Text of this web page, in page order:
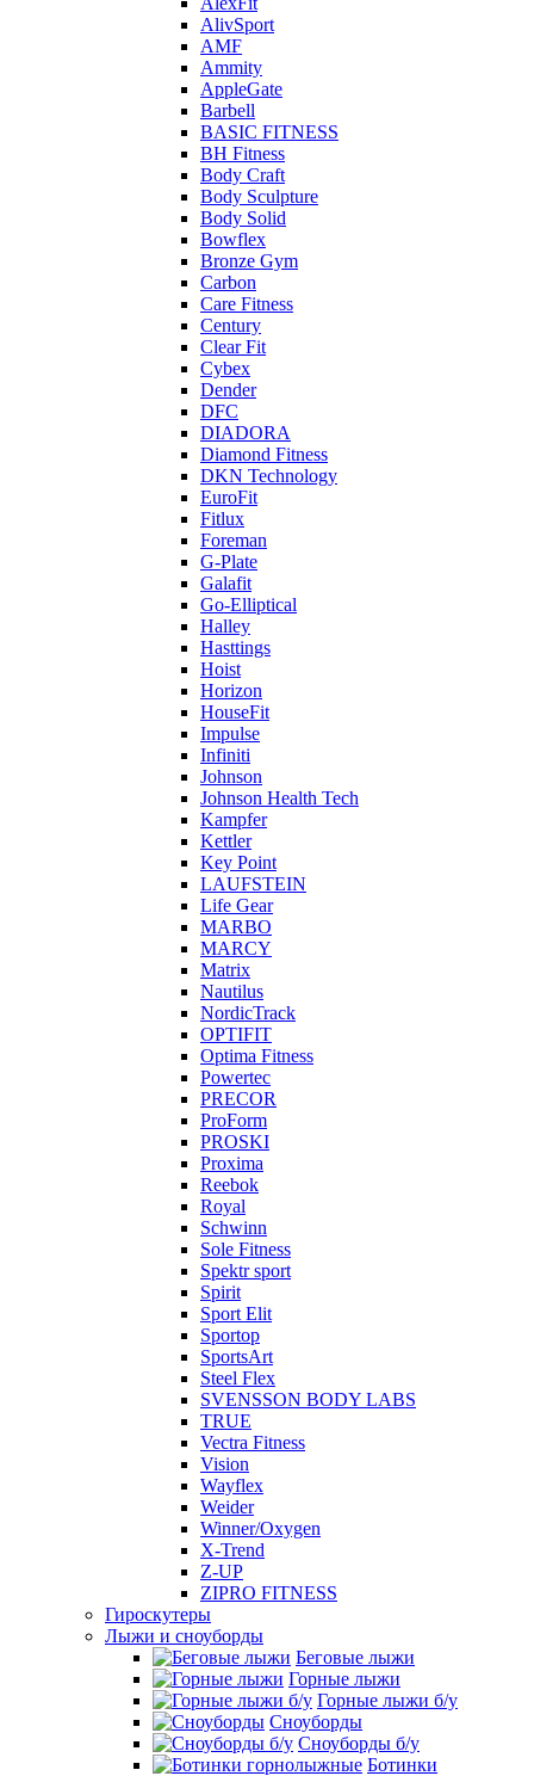
AlivSport
AMF
Ammity
AppleGate
Barbell
BASIC FITNESS
BH Fitness
Body Craft
Body Sculpture
Body Solid
Bowflex
Bronze Gym
Carbon
Care Fitness
Century
Clear Fit
Cybex
Dender
DFC
DIADORA
Diamond Fitness
DKN Technology
EuroFit
Fitlux
Foreman
G-Plate
Galafit
Go-Elliptical
Halley
Hasttings
Hoist
Horizon
HouseFit
Impulse
Infiniti
Johnson
Johnson Health Tech
Kampfer
Kettler
Key Point
LAUFSTEIN
Life Gear
MARBO
MARCY
Matrix
Nautilus
NordicTrack
OPTIFIT
Optima Fitness
Powertec
PRECOR
ProForm
PROSKI
Proxima
Reebok
Royal
Schwinn
Sole Fitness
Spektr sport
Spirit
Sport Elit
Sportop
SportsArt
Steel Flex
SVENSSON BODY LABS
TRUE
Vectra Fitness
Vision
Wayflex
Weider
Winner/Oxygen
X-Trend
Z-UP
ZIPRO FITNESS
Гироскутеры
Лыжи и сноуборды
Беговые лыжи
Горные лыжи
Горные лыжи б/у
Сноуборды
Сноуборды б/у
Ботинки